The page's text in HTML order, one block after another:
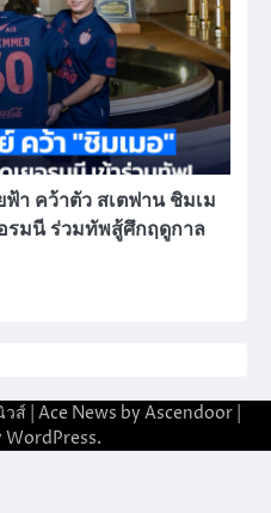
า คว้าตัว สเตฟาน ชิมเม
รมนี ร่วมทัพสู้ศึกฤดูกาล
วส์ | Ace News by Ascendoor|
WordPress.